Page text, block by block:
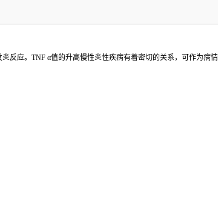
反应。TNF α值的升高慢性炎性疾病有着密切的关系，可作为